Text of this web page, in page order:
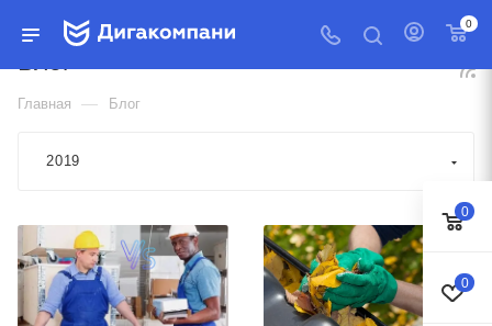
Блог
Главная — Блог
2019
0
0
0